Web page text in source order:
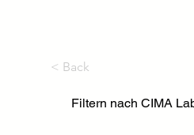
< Back
Filtern nach CIMA